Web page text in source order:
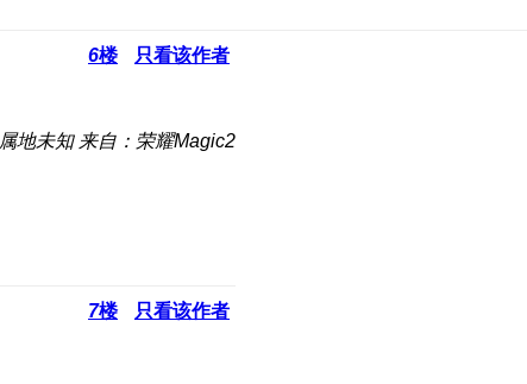
6楼 只看该作者
属地未知 来自：荣耀Magic2
7楼 只看该作者